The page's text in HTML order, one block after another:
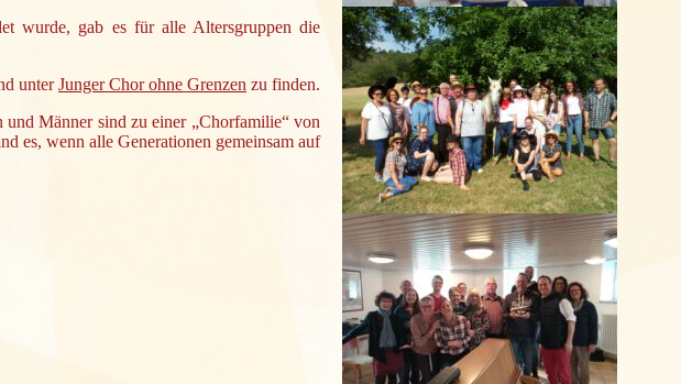
wurde, gab es für alle Altersgruppen die
unterJunger Chor ohne Grenzen zu finden.
Männer sind zu einer „Chorfamilie“ von
es, wenn alle Generationen gemeinsam auf